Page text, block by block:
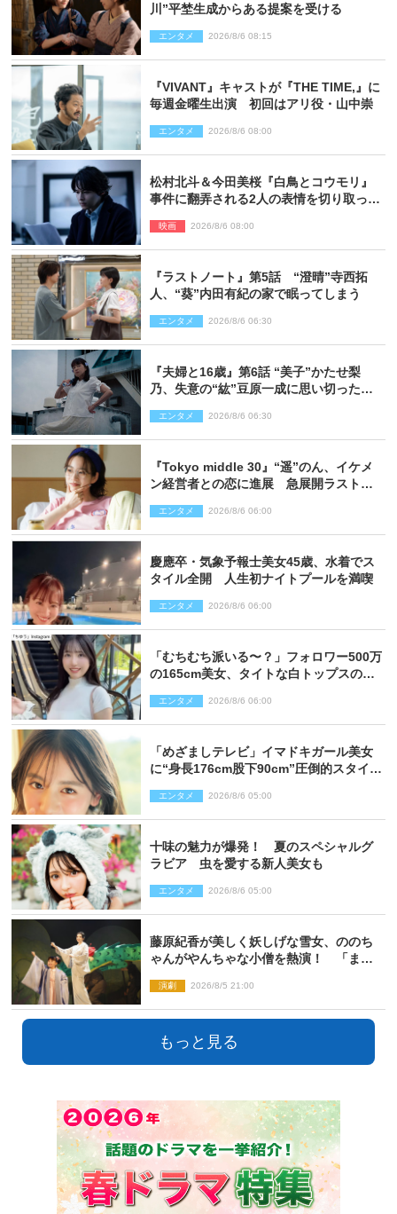
川”平埜生成からある提案を受ける
エンタメ 2026/8/6 08:15
『VIVANT』キャストが『THE TIME,』に
毎週金曜生出演 初回はアリ役・山中崇
エンタメ 2026/8/6 08:00
松村北斗＆今田美桜『白鳥とコウモリ』
事件に翻弄される2人の表情を切り取った
映画 2026/8/6 08:00
『ラストノート』第5話 “澄晴”寺西拓
人、“葵”内田有紀の家で眠ってしまう
エンタメ 2026/8/6 06:30
『夫婦と16歳』第6話 “美子”かたせ梨
乃、失意の“紘”豆原一成に思い切ったプ
エンタメ 2026/8/6 06:30
『Tokyo middle 30』“遥”のん、イケメ
ン経営者との恋に進展 急展開ラストに
エンタメ 2026/8/6 06:00
慶應卒・気象予報士美女45歳、水着でス
タイル全開 人生初ナイトプールを満喫
エンタメ 2026/8/6 06:00
「むちむち派いる〜？」フォロワー500万
の165cm美女、タイトな白トップスの抜
エンタメ 2026/8/6 06:00
「めざましテレビ」イマドキガール美女
に“身長176cm股下90cm”圧倒的スタイル
エンタメ 2026/8/6 05:00
十味の魅力が爆発！ 夏のスペシャルグ
ラビア 虫を愛する新人美女も
エンタメ 2026/8/6 05:00
藤原紀香が美しく妖しげな雪女、ののち
ゃんがやんちゃな小僧を熱演！ 「まん
演劇 2026/8/5 21:00
もっと見る